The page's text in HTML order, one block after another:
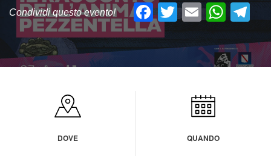
Condividi questo evento! Facebook
Twitter
Email
DOVE QUANDO